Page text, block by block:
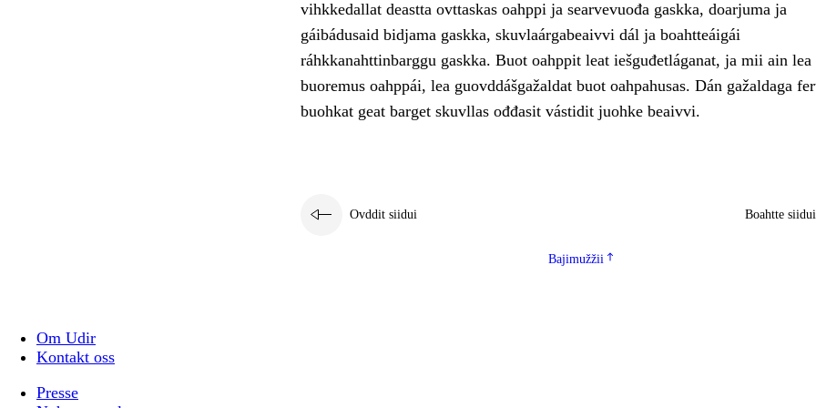
vihkkedallat deastta ovttaskas oahppi ja searvevuođa gaskka, doarjuma ja
gáibádusaid bidjama gaskka, skuvlaárgabeaivvi dál ja boahtteáigái
ráhkkanahttinbarggu gaskka. Buot oahppit leat iešguđetláganat, ja mii ain lea
buoremus oahppái, lea guovddášgažaldat buot oahpahusas. Dán gažaldaga
buohkat geat barget skuvllas ođđasit vástidit juohke beaivvi.
Ovddit siidui Boahtte siidui
Bajimužžii
Om Udir
Kontakt oss
Presse